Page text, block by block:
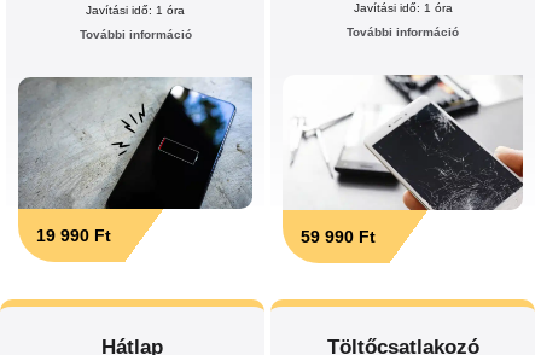
Javítási idő: 1 óra
További információ
19 990 Ft
Javítási idő: 1 óra
További információ
59 990 Ft
Hátlap Töltőcsatlakozó